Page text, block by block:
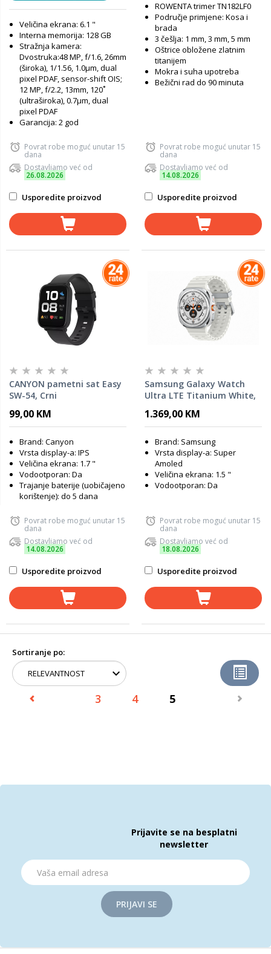
Veličina ekrana: 6.1 "
Interna memorija: 128 GB
Stražnja kamera:
Dvostruka:48 MP, f/1.6, 26mm
(široka), 1/1.56, 1.0µm, dual
pixel PDAF, sensor-shift OIS;
12 MP, f/2.2, 13mm, 120˚
(ultraširoka), 0.7µm, dual
pixel PDAF
Garancija: 2 god
Povrat robe moguć unutar 15
dana
Dostavljamo već od
26.08.2026
Usporedite proizvod
ROWENTA trimer TN182LF0
Područje primjene: Kosa i
brada
3 češlja: 1 mm, 3 mm, 5 mm
Oštrice obložene zlatnim
titanijem
Mokra i suha upotreba
Bežični rad do 90 minuta
Povrat robe moguć unutar 15
dana
Dostavljamo već od
14.08.2026
Usporedite proizvod
CANYON pametni sat Easy
SW-54, Crni
99,00 KM
Brand: Canyon
Vrsta display-a: IPS
Veličina ekrana: 1.7 "
Vodootporan: Da
Trajanje baterije (uobičajeno
korištenje): do 5 dana
Povrat robe moguć unutar 15
dana
Dostavljamo već od
14.08.2026
Usporedite proizvod
Samsung Galaxy Watch
Ultra LTE Titanium White,
1.369,00 KM
Brand: Samsung
Vrsta display-a: Super
Amoled
Veličina ekrana: 1.5 "
Vodootporan: Da
Povrat robe moguć unutar 15
dana
Dostavljamo već od
18.08.2026
Usporedite proizvod
Sortiranje po:
3 4 5
Prijavite se na besplatni
newsletter
PRIJAVI SE